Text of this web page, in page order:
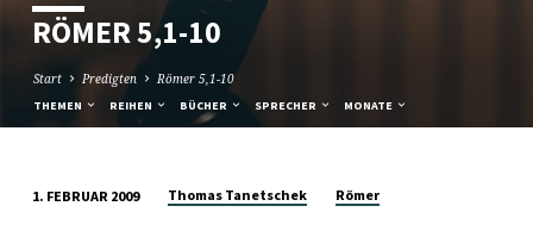
RÖMER 5,1-10
Start Predigten Römer 5,1-10
THEMEN REIHEN BÜCHER SPRECHER MONATE
1. FEBRUAR 2009 Thomas Tanetschek Römer